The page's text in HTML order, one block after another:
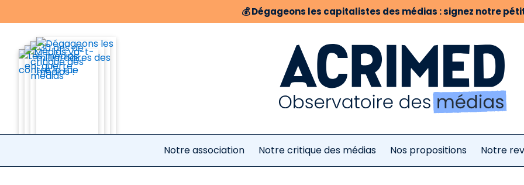
💰Dégageons les capitalistes des médias : signez notre
Notre association Notre critique des médias Nos propositions Notre